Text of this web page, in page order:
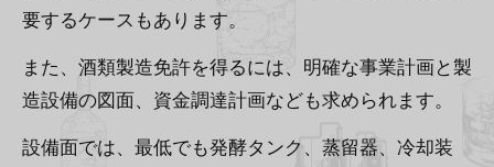
要するケースもあります。
また、酒類製造免許を得るには、明確な事業計画と製
造設備の図面、資金調達計画なども求められます。
設備面では、最低でも発酵タンク、蒸留器、冷却装